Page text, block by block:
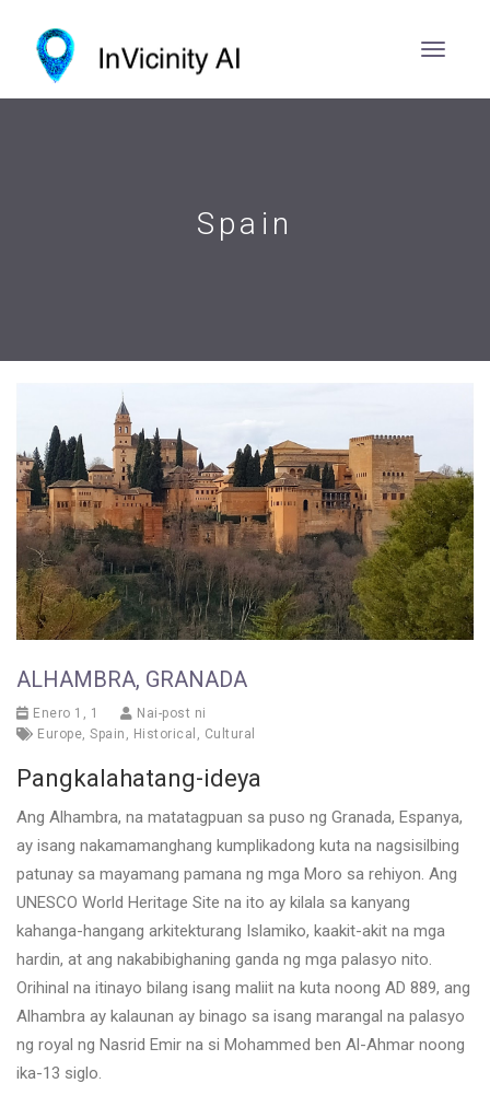
Spain
ALHAMBRA, GRANADA
Enero 1, 1
Nai-post ni
Europe Spain Historical Cultural
Pangkalahatang-ideya
Ang Alhambra, na matatagpuan sa puso ng Granada, Espanya,
ay isang nakamamanghang kumplikadong kuta na nagsisilbing
patunay sa mayamang pamana ng mga Moro sa rehiyon. Ang
UNESCO World Heritage Site na ito ay kilala sa kanyang
kahanga-hangang arkitekturang Islamiko, kaakit-akit na mga
hardin, at ang nakabibighaning ganda ng mga palasyo nito.
Orihinal na itinayo bilang isang maliit na kuta noong AD 889, ang
Alhambra ay kalaunan ay binago sa isang marangal na palasyo
ng royal ng Nasrid Emir na si Mohammed ben Al-Ahmar noong
ika-13 siglo.